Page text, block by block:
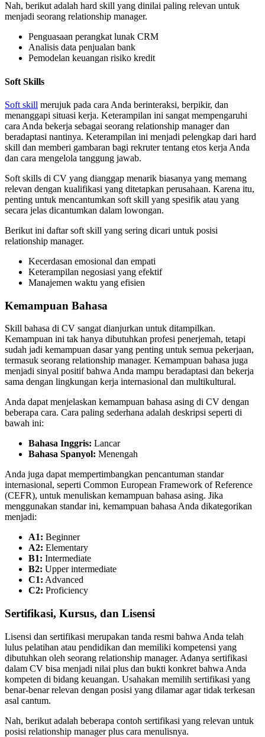
Nah, berikut adalah hard skill yang dinilai paling relevan untuk
menjadi seorang relationship manager.
Penguasaan perangkat lunak CRM
Analisis data penjualan bank
Pemodelan keuangan risiko kredit
Soft Skills
Soft skill merujuk pada cara Anda berinteraksi, berpikir, dan
menanggapi situasi kerja. Keterampilan ini sangat mempengaruhi
cara Anda bekerja sebagai seorang relationship manager dan
beradaptasi nantinya. Keterampilan ini menjadi pelengkap dari hard
skill dan memberi gambaran bagi rekruter tentang etos kerja Anda
dan cara mengelola tanggung jawab.
Soft skills di CV yang dianggap menarik biasanya yang memang
relevan dengan kualifikasi yang ditetapkan perusahaan. Karena itu,
penting untuk mencantumkan soft skill yang spesifik atau yang
secara jelas dicantumkan dalam lowongan.
Berikut ini daftar soft skill yang sering dicari untuk posisi
relationship manager.
Kecerdasan emosional dan empati
Keterampilan negosiasi yang efektif
Manajemen waktu yang efisien
Kemampuan Bahasa
Skill bahasa di CV sangat dianjurkan untuk ditampilkan.
Kemampuan ini tak hanya dibutuhkan profesi penerjemah, tetapi
sudah jadi kemampuan dasar yang penting untuk semua pekerjaan,
termasuk seorang relationship manager. Kemampuan bahasa juga
menjadi sinyal positif bahwa Anda mampu beradaptasi dan bekerja
sama dengan lingkungan kerja internasional dan multikultural.
Anda dapat menjelaskan kemampuan bahasa asing di CV dengan
beberapa cara. Cara paling sederhana adalah deskripsi seperti di
bawah ini:
Bahasa Inggris: Lancar
Bahasa Spanyol: Menengah
Anda juga dapat mempertimbangkan pencantuman standar
internasional, seperti Common European Framework of Reference
(CEFR), untuk menuliskan kemampuan bahasa asing. Jika
menggunakan standar ini, kemampuan bahasa Anda dikategorikan
menjadi:
A1: Beginner
A2: Elementary
B1: Intermediate
B2: Upper intermediate
C1: Advanced
C2: Proficiency
Sertifikasi, Kursus, dan Lisensi
Lisensi dan sertifikasi merupakan tanda resmi bahwa Anda telah
lulus pelatihan atau pendidikan dan memiliki kompetensi yang
dibutuhkan oleh seorang relationship manager. Adanya sertifikasi
dalam CV bisa menjadi nilai plus dan bukti konkret bahwa Anda
kompeten di bidang keuangan. Usahakan memilih sertifikasi yang
benar-benar relevan dengan posisi yang dilamar agar tidak terkesan
asal cantum.
Nah, berikut adalah beberapa contoh sertifikasi yang relevan untuk
posisi relationship manager plus cara menulisnya.